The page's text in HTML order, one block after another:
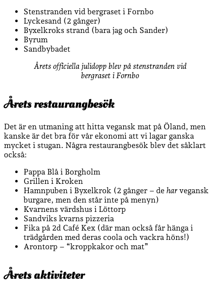
Stenstranden vid bergraset i Fornbo
Lyckesand (2 gånger)
Byxelkroks strand (bara jag och Sander)
Byrum
Sandbybadet
Årets officiella julidopp blev på stenstranden vid
bergraset i Fornbo
Årets restaurangbesök
Det är en utmaning att hitta vegansk mat på Öland, men
kanske är det bra för vår ekonomi att vi lagar ganska
mycket i stugan. Några restaurangbesök blev det såklart
också:
Pappa Blå i Borgholm
Grillen i Kroken
Hamnpuben i Byxelkrok (2 gånger – de harvegansk
burgare, men den står inte på menyn)
Kvarnens värdshus i Löttorp
Sandviks kvarns pizzeria
Fika på 2d Café Kex (där man också får hänga i
trädgården med deras coola och vackra höns!)
Arontorp – “kroppkakor och mat”
Årets aktiviteter